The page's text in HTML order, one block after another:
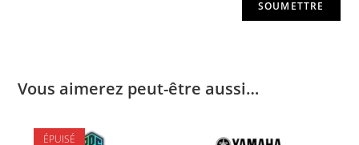
Vous aimerez peut-être aussi…
ÉPUISÉ